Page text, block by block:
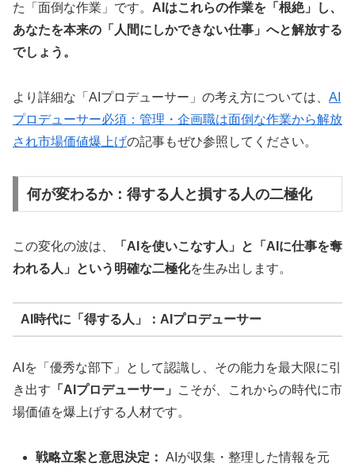
た「面倒な作業」です。 AIはこれらの作業を「根絶」し、
あなたを本来の「人間にしかできない仕事」へと解放する
でしょう。
より詳細な「AIプロデューサー」の考え方については、 AI
プロデューサー必須：管理・企画職は面倒な作業から解放
され市場価値爆上げの記事もぜひ参照してください。
何が変わるか：得する人と損する人の二極化
この変化の波は、
「AIを使いこなす人」と「AIに仕事を奪
われる人」という明確な二極化を生み出します。
AI時代に「得する人」：AIプロデューサー
AIを「優秀な部下」として認識し、その能力を最大限に引
き出す 「AIプロデューサー」
こそが、これからの時代に市
場価値を爆上げする人材です。
戦略立案と意思決定： AIが収集・整理した情報を元